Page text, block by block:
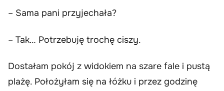
– Sama pani przyjechała?
– Tak… Potrzebuję trochę ciszy.
Dostałam pokój z widokiem na szare fale i pustą
plażę. Położyłam się na łóżku i przez godzinę